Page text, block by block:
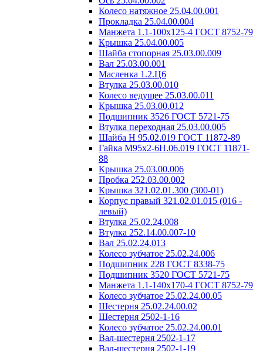
Колесо натяжное 25.04.00.001
Прокладка 25.04.00.004
Манжета 1.1-100х125-4 ГОСТ 8752-79
Крышка 25.04.00.005
Шайба стопорная 25.03.00.009
Вал 25.03.00.001
Масленка 1.2.Ц6
Втулка 25.03.00.010
Колесо ведущее 25.03.00.011
Крышка 25.03.00.012
Подшипник 3526 ГОСТ 5721-75
Втулка переходная 25.03.00.005
Шайба Н 95.02.019 ГОСТ 11872-89
Гайка М95х2-6Н.06.019 ГОСТ 11871-
88
Крышка 25.03.00.006
Пробка 252.03.00.002
Крышка 321.02.01.300 (300-01)
Корпус правый 321.02.01.015 (016 -
левый)
Втулка 25.02.24.008
Втулка 252.14.00.007-10
Вал 25.02.24.013
Колесо зубчатое 25.02.24.006
Подшипник 228 ГОСТ 8338-75
Подшипник 3520 ГОСТ 5721-75
Манжета 1.1-140х170-4 ГОСТ 8752-79
Колесо зубчатое 25.02.24.00.05
Шестерня 25.02.24.00.02
Шестерня 2502-1-16
Колесо зубчатое 25.02.24.00.01
Вал-шестерня 2502-1-17
Вал-шестерня 2502-1-19